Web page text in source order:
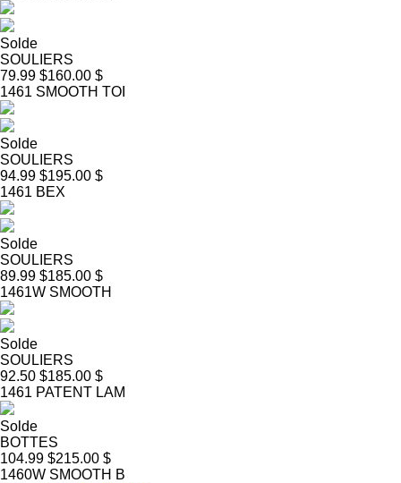
Solde
SOULIERS
79.99 $160.00 $
1461 SMOOTH TOI
Solde
SOULIERS
94.99 $195.00 $
1461 BEX
Solde
SOULIERS
89.99 $185.00 $
1461W SMOOTH
Solde
SOULIERS
92.50 $185.00 $
1461 PATENT LAM
Solde
BOTTES
104.99 $215.00 $
1460W SMOOTH B